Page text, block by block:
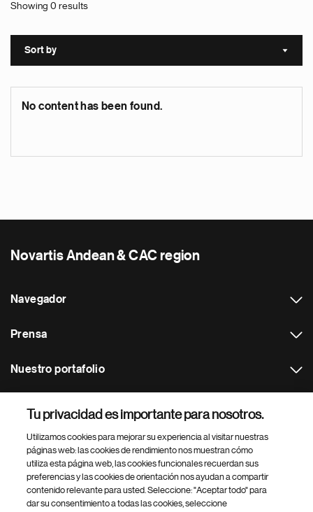
Showing 0 results
Sort by Sort
No content has been found.
Novartis Andean & CAC region
Navegador
Prensa
Nuestro portafolio
Footer Site Search
Tu privacidad es importante para nosotros.
Utilizamos cookies para mejorar su experiencia al visitar nuestras
páginas web: las cookies de rendimiento nos muestran cómo
utiliza esta página web, las cookies funcionales recuerdan sus
preferencias y las cookies de orientación nos ayudan a compartir
contenido relevante para usted. Seleccione: "Aceptar todo" para
dar su consentimiento a todas las cookies, seleccione